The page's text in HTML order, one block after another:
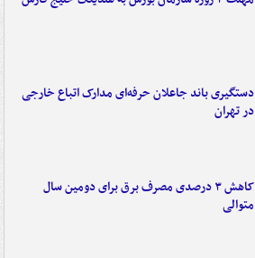
دستگیری باند جاعلان حرفه‌ای مدارک اتباع خارجی
در تهران
کاهش ۳ درصدی مصرف برق برای دومین سال
متوالی